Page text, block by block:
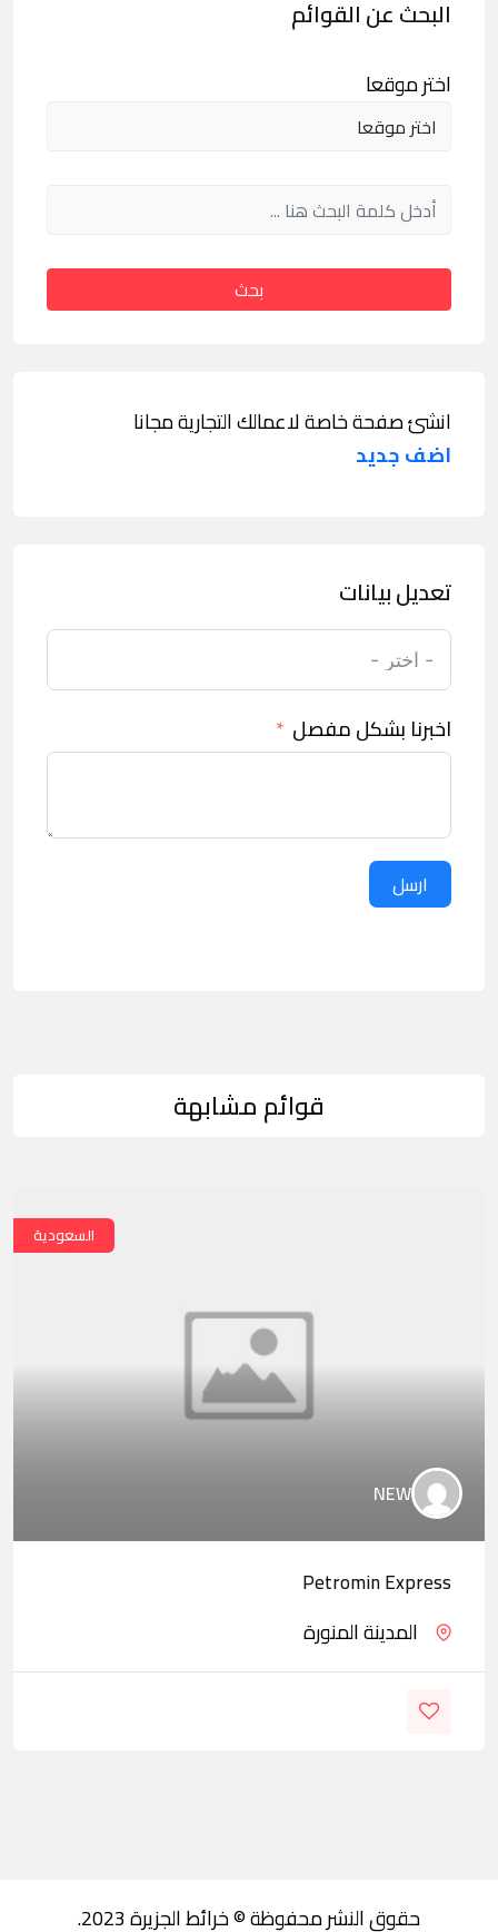
البحث عن القوائم
اختر موقعا
بحث
انشئ صفحة خاصة لاعمالك التجارية مجانا
اضف جديد
تعديل بيانات
اخبرنا بشكل مفصل
ارسل
قوائم مشابهة
السعودية
NEW
Petromin Express
المدينة المنورة
حقوق النشر محفوظة © خرائط الجزيرة 2023.